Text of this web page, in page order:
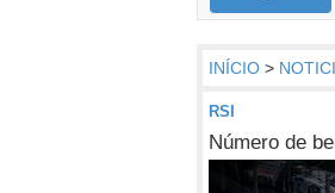
INÍCIO >
RSI
Número de